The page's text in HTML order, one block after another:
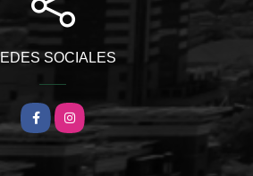
SOCIALES
FacebookInstagram